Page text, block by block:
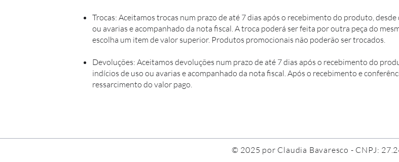
Trocas: Aceitamos trocas num prazo de até 7 dias após o recebimento do produto,
ou avarias e acompanhado da nota fiscal. A troca poderá ser feita por outra peça do
escolha um item de valor superior. Produtos promocionais não poderão ser trocados.
Devoluções: Aceitamos devoluções num prazo de até 7 dias após o recebimento do
indícios de uso ou avarias e acompanhado da nota fiscal. Após o recebimento e
ressarcimento do valor pago.
© 2025 por Claudia Bavaresco - CNPJ: